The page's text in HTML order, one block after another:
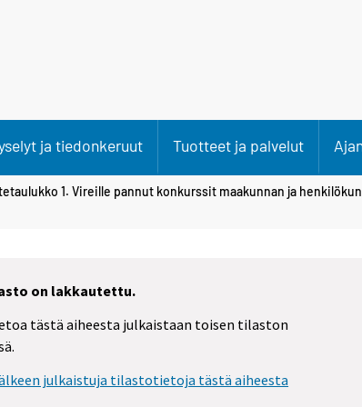
ja tiedonkeruut Tuotteet ja palvelut
1. Vireille pannut konkurssit maakunnan ja
on lakkautettu.
tästä aiheesta julkaistaan toisen tilaston
julkaistuja tilastotietoja tästä aiheesta